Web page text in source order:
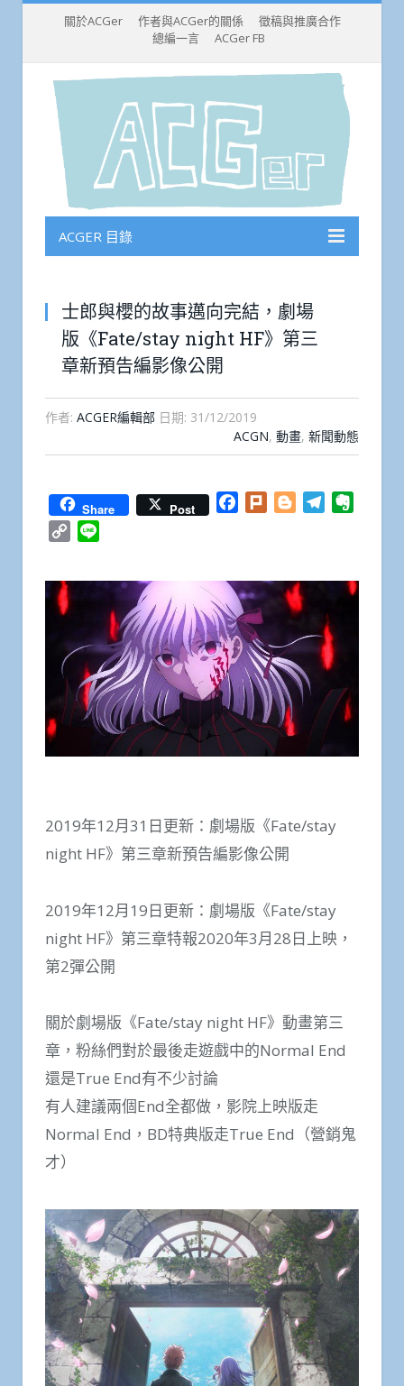
關於ACGer 作者與ACGer的關係
徵稿與推廣合作
總編一言
ACGer FB
ACGER 目錄
士郎與櫻的故事邁向完結，劇場
版《Fate/stay night HF》第三
章新預告編影像公開
作者: ACGER編輯部 日期: 31/12/2019
ACGN, 動畫, 新聞動態
Share Post Facebook
Plurk BloggerTelegram
Copy
2019年12月31日更新：劇場版《Fate/stay
night HF》第三章新預告編影像公開
2019年12月19日更新：劇場版《Fate/stay
night HF》第三章特報2020年3月28日上映，
第2彈公開
關於劇場版《Fate/stay night HF》動畫第三
章，粉絲們對於最後走遊戲中的Normal End
還是True End有不少討論
有人建議兩個End全都做，影院上映版走
Normal End，BD特典版走True End（營銷鬼
才）